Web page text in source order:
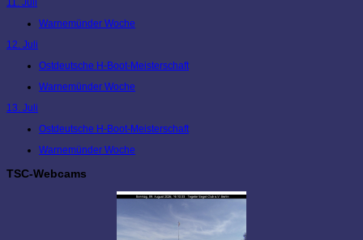
11. Juli
Warnemünder Woche
12. Juli
Ostdeutsche H-Boot-Meisterschaft
Warnemünder Woche
13. Juli
Ostdeutsche H-Boot-Meisterschaft
Warnemünder Woche
TSC-Webcams